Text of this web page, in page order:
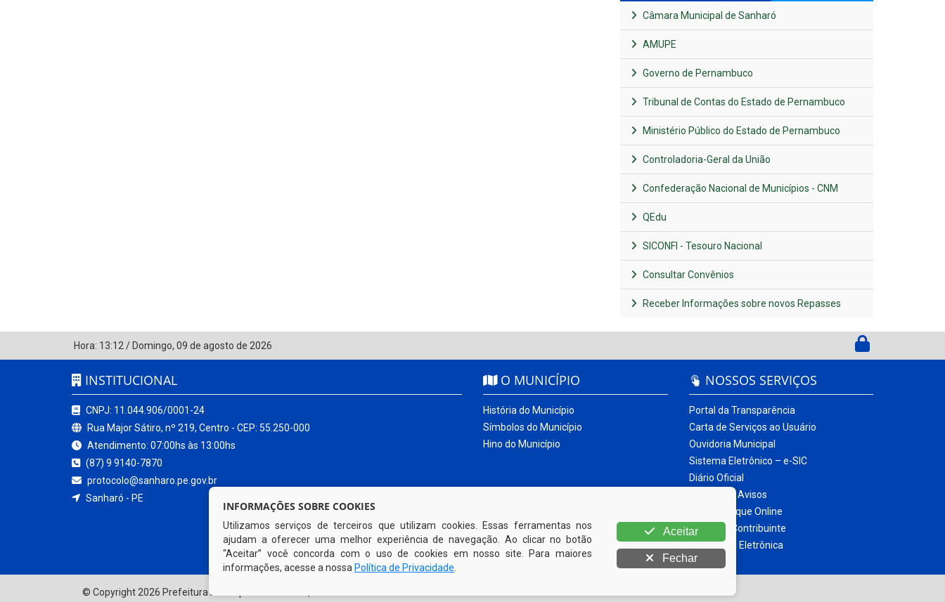
Câmara Municipal de Sanharó
AMUPE
Governo de Pernambuco
Tribunal de Contas do Estado de Pernambuco
Ministério Público do Estado de Pernambuco
Controladoria-Geral da União
Confederação Nacional de Municípios - CNM
QEdu
SICONFI - Tesouro Nacional
Consultar Convênios
Receber Informações sobre novos Repasses
Hora: 13:12/ Domingo, 09 de agosto de 2026
INSTITUCIONAL
CNPJ: 11.044.906/0001-24
Rua Major Sátiro, nº 219, Centro - CEP: 55.250-000
Atendimento: 07:00hs às 13:00hs
(87) 9 9140-7870
protocolo@sanharo.pe.gov.br
Sanharó - PE
O MUNICÍPIO
História do Município
Símbolos do Município
Hino do Município
NOSSOS SERVIÇOS
Portal da Transparência
Carta de Serviços ao Usuário
Ouvidoria Municipal
Sistema Eletrônico – e-SIC
Diário Oficial
Quadro de Avisos
Contracheque Online
Portal do Contribuinte
Nota Fiscal Eletrônica
© Copyright 2026 Prefeitura Municipal de Sanharó | Todos os direitos reservados
INFORMAÇÕES SOBRE COOKIES
Utilizamos serviços de terceiros que utilizam cookies. Essas ferramentas nos
ajudam a oferecer uma melhor experiência de navegação. Ao clicar no botão
“Aceitar” você concorda com o uso de cookies em nosso site. Para maiores
informações, acesse a nossa Política de Privacidade
Aceitar
Fechar